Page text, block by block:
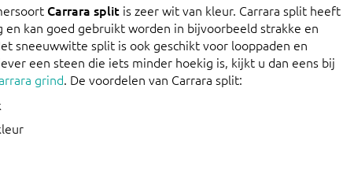
Carrara split is zeer wit van kleur. Carrara split heeft
en kan goed gebruikt worden in bijvoorbeeld strakke en
sneeuwwitte split is ook geschikt voor looppaden en
een steen die iets minder hoekig is, kijkt u dan eens bij
grind. De voordelen van Carrara split: